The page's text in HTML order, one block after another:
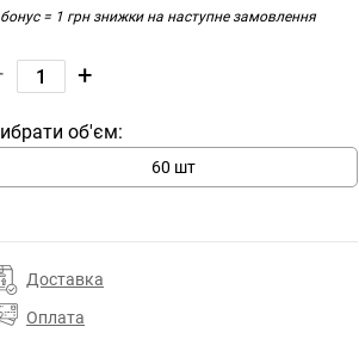
= 1 грн знижки на наступне замовлення
+
об'єм:
60 шт
Доставка
Оплата